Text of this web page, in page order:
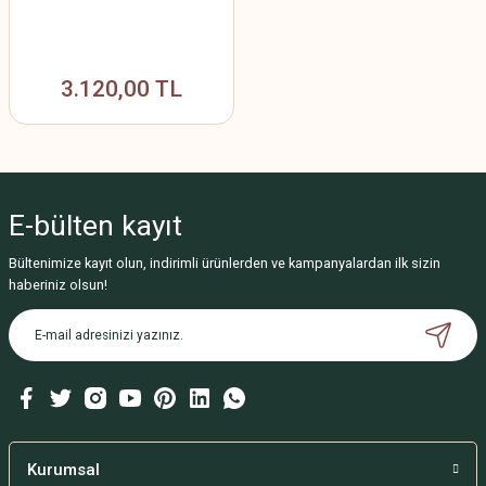
3.120,00 TL
E-bülten kayıt
Bültenimize kayıt olun, indirimli ürünlerden ve kampanyalardan ilk sizin
haberiniz olsun!
Kurumsal